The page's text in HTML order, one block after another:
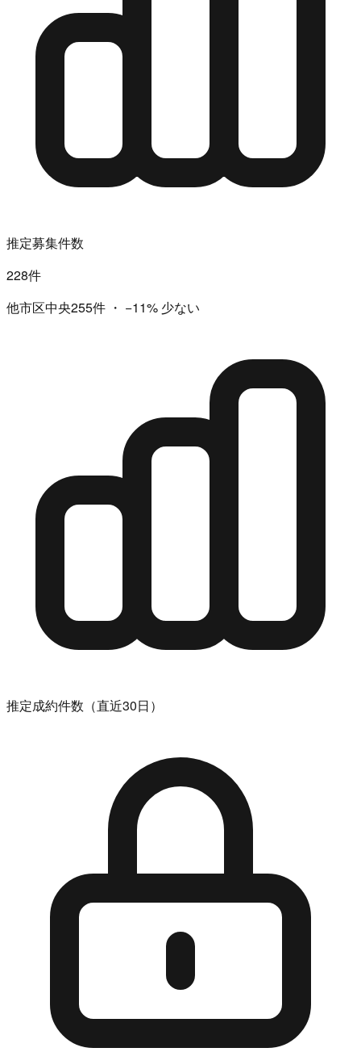
推定募集件数
228件
他市区中央255件 ・ −11% 少ない
推定成約件数（直近30日）